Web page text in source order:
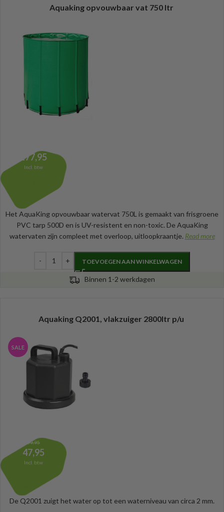
Aquaking opvouwbaar vat 750 ltr
177,95
Incl. btw
Het AquaKing opvouwbaar watervat 750L is gemaakt van frisgroene
PVC tarp 500D en is UV-resistent en non-toxic. De AquaKing
watervaten zijn compleet met overloop, uitloopkraantje. Read more
TOEVOEGEN AAN WINKELWAGEN
Binnen 1-2 werkdagen
Aquaking Q2001, vlakzuiger 2800ltr p/u
SALE
59,95
47,95
Incl. btw
De Q2001 zuigt het water op tot een waterniveau van circa 2 mm.